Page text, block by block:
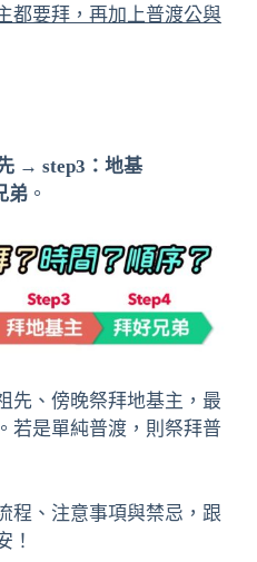
都要拜，再加上普渡公與
→ step3： 地基
弟 。
先、傍晚祭拜地基主，最
若是單純普渡，則祭拜普
程、注意事項與禁忌，跟
！